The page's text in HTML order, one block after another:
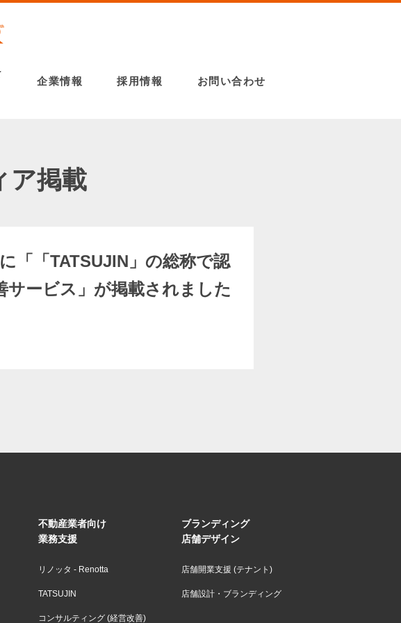
企業情報 採用情報 お問い合わせ
ア掲載
「「TATSUJIN」の総称で認
ービス」が掲載されました
不動産業者向け
業務支援
リノッタ - Renotta
TATSUJIN
コンサルティング (経営改善)
ブランディング
店舗デザイン
店舗開業支援 (テナント)
店舗設計・ブランディング